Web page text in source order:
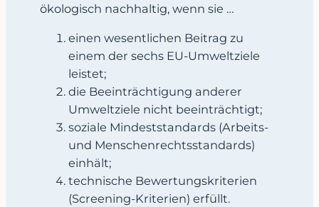
ökologisch nachhaltig, wenn sie …
einen wesentlichen Beitrag zu
einem der sechs EU-Umweltziele
leistet;
die Beeinträchtigung anderer
Umweltziele nicht beeinträchtigt;
soziale Mindeststandards (Arbeits-
und Menschenrechtsstandards)
einhält;
technische Bewertungskriterien
(Screening-Kriterien) erfüllt.